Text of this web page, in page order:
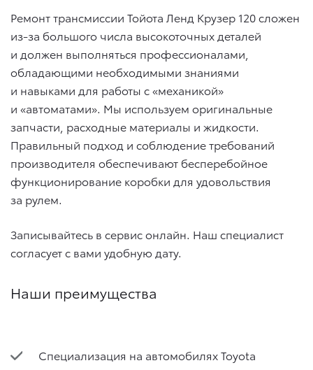
Ремонт трансмиссии Тойота Ленд Крузер 120 сложен
из-за большого числа высокоточных деталей
и должен выполняться профессионалами,
обладающими необходимыми знаниями
и навыками для работы с «механикой»
и «автоматами». Мы используем оригинальные
запчасти, расходные материалы и жидкости.
Правильный подход и соблюдение требований
производителя обеспечивают бесперебойное
функционирование коробки для удовольствия
за рулем.
Записывайтесь в сервис онлайн. Наш специалист
согласует с вами удобную дату.
Наши преимущества
Специализация на автомобилях Toyota